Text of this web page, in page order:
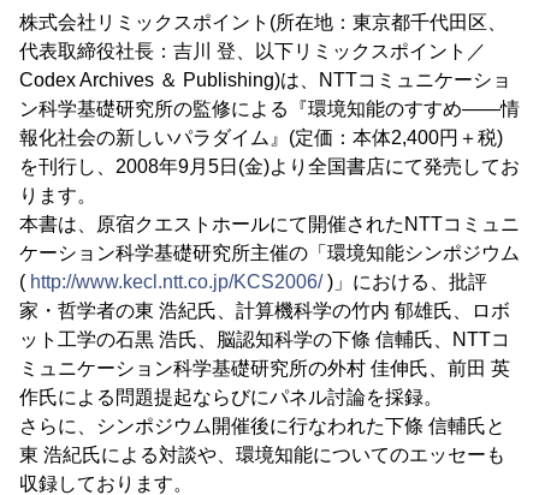
株式会社リミックスポイント(所在地：東京都千代田区、
代表取締役社長：吉川 登、以下リミックスポイント／
Codex Archives ＆ Publishing)は、NTTコミュニケーショ
ン科学基礎研究所の監修による『環境知能のすすめ――情
報化社会の新しいパラダイム』(定価：本体2,400円＋税)
を刊行し、2008年9月5日(金)より全国書店にて発売してお
ります。
本書は、原宿クエストホールにて開催されたNTTコミュニ
ケーション科学基礎研究所主催の「環境知能シンポジウム
( http://www.kecl.ntt.co.jp/KCS2006/)」における、批評
家・哲学者の東 浩紀氏、計算機科学の竹内 郁雄氏、ロボ
ット工学の石黒 浩氏、脳認知科学の下條 信輔氏、NTTコ
ミュニケーション科学基礎研究所の外村 佳伸氏、前田 英
作氏による問題提起ならびにパネル討論を採録。
さらに、シンポジウム開催後に行なわれた下條 信輔氏と
東 浩紀氏による対談や、環境知能についてのエッセーも
収録しております。